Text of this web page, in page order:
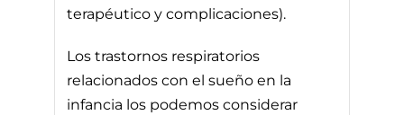
terapéutico y complicaciones).
Los trastornos respiratorios
relacionados con el sueño en la
infancia los podemos considerar